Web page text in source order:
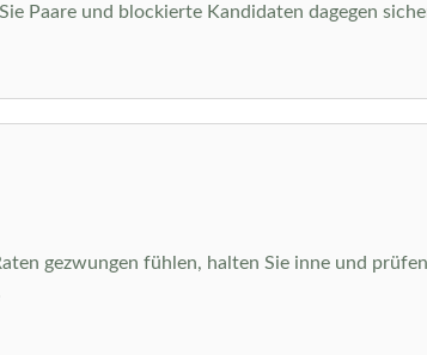
Paare und blockierte Kandidaten dagegen
gezwungen fühlen, halten Sie inne und